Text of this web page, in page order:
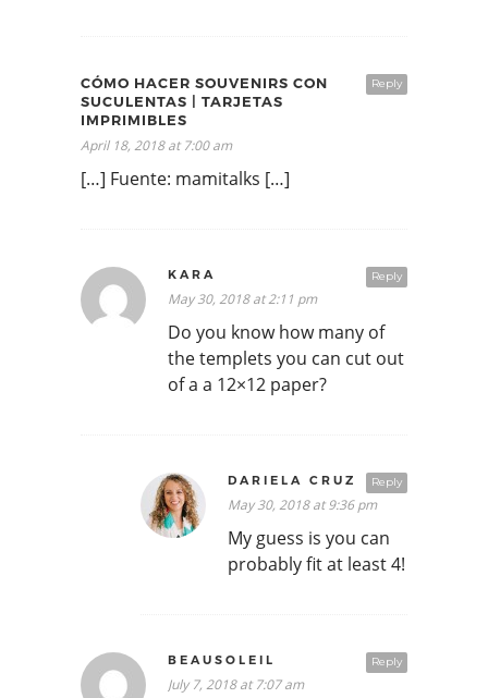
Reply
CÓMO HACER SOUVENIRS CON
SUCULENTAS | TARJETAS
IMPRIMIBLES
April 18, 2018 at 7:00 am
[…] Fuente: mamitalks […]
Reply
KARA
May 30, 2018 at 2:11 pm
Do you know how many of
the templets you can cut out
of a a 12×12 paper?
Reply
DARIELA CRUZ
May 30, 2018 at 9:36 pm
My guess is you can
probably fit at least 4!
Reply
BEAUSOLEIL
July 7, 2018 at 7:07 am